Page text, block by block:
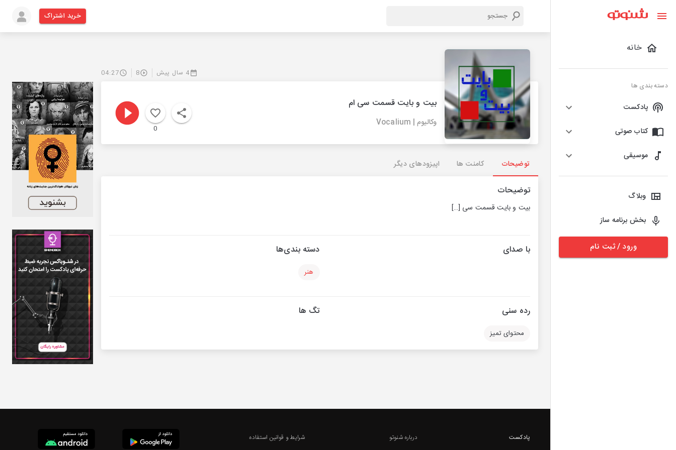
خانه
دسته بندی ها
پادکست
کتاب صوتی
موسیقی
وبلاگ
بخش برنامه ساز
ورود / ثبت نام
خرید اشتراک
4 سال پیش 8
04:27
بیت و بایت قسمت سی ام
وکالیوم | Vocalium
0
توضیحات کامنت ها اپیزودهای دیگر
توضیحات
بیت و بایت قسمت سی […]
با صدای دسته بندی‌ها
هنر
رده سنی
محتوای تمیز
تگ ها
پادکست
درباره شنوتو
شرایط و قوانین استفاده